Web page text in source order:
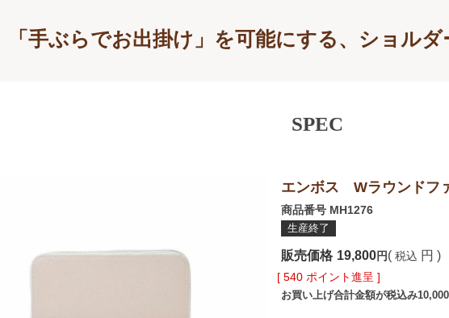
「手ぶらでお出掛け」を可能にする、ショル
SPEC
エンボス Wラウンドフ
商品番号 MH1276
生産終了
販売価格 19,800
税込
[ 540 ポイント進呈 ]
お買い上げ合計金額が税込み